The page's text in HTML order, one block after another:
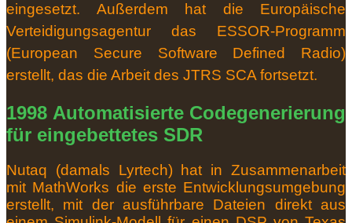
eingesetzt. Außerdem hat die Europäische
Verteidigungsagentur das ESSOR-Programm
(European Secure Software Defined Radio)
erstellt, das die Arbeit des JTRS SCA fortsetzt.
1998 Automatisierte Codegenerierung
für eingebettetes SDR
Nutaq (damals Lyrtech) hat in Zusammenarbeit
mit MathWorks die erste Entwicklungsumgebung
erstellt, mit der ausführbare Dateien direkt aus